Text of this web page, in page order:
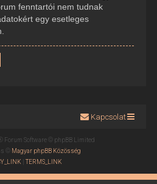
fenntartói nem tudnak
egy esetleges
Kapcsolat
Forum Software © phpBB Limited
© Magyar phpBB Közösség
|TERMS_LINK